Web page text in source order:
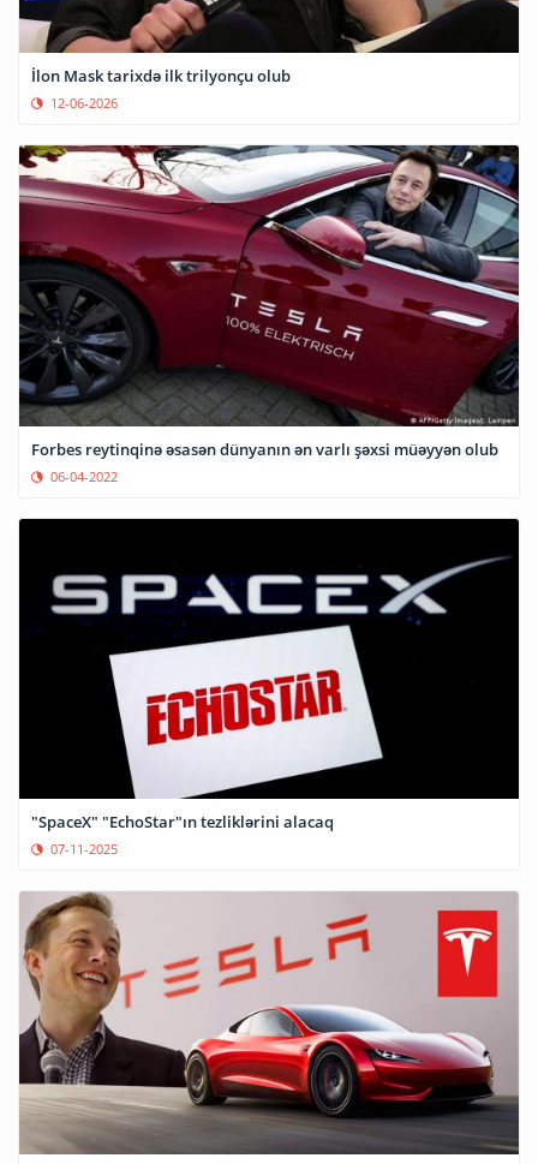
İlon Mask tarixdə ilk trilyonçu olub
12-06-2026
Forbes reytinqinə əsasən dünyanın ən varlı şəxsi müəyyən olub
06-04-2022
"SpaceX" "EchoStar"ın tezliklərini alacaq
07-11-2025